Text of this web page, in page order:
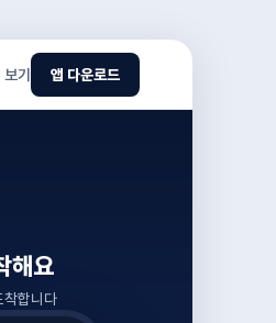
보기 앱 다운로드
해요
착합니다